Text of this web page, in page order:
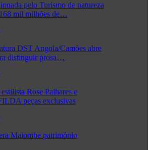
pelo Turismo de natureza
mil milhões de…
DST Angola/Camões abre
distinguir prosa…
Rose Palhares e
peças exclusivas
Maiombe património